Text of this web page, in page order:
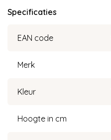
Specificaties
EAN code
Merk
Kleur
Hoogte in cm